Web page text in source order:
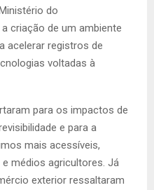
do
criação de um ambiente
acelerar registros de
voltadas à
para os impactos de
e para a
mais acessíveis,
médios agricultores. Já
exterior ressaltaram